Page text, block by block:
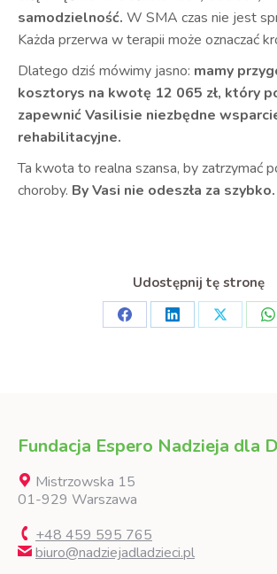
samodzielność. W SMA czas nie jest
Każda przerwa w terapii może oznaczać
Dlatego dziś mówimy jasno: mamy
kosztorys na kwotę 12 065 zł, który
zapewnić Vasilisie niezbędne
rehabilitacyjne.
Ta kwota to realna szansa, by zatrzymać
choroby. By Vasi nie odeszła za szybko.
Udostępnij tę stronę
Share
Share
Share
Fundacja Espero Nadzieja dla
Mistrzowska 15
01-929 Warszawa
+48 459 595 765
biuro@nadziejadladzieci.pl